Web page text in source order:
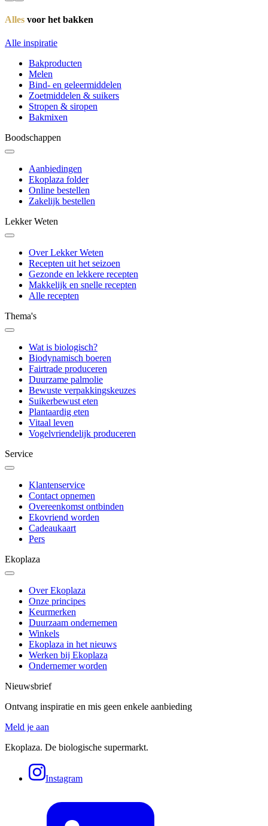
Alles voor het bakken
Alle inspiratie
Bakproducten
Melen
Bind- en geleermiddelen
Zoetmiddelen & suikers
Stropen & siropen
Bakmixen
Boodschappen
Aanbiedingen
Ekoplaza folder
Online bestellen
Zakelijk bestellen
Lekker Weten
Over Lekker Weten
Recepten uit het seizoen
Gezonde en lekkere recepten
Makkelijk en snelle recepten
Alle recepten
Thema's
Wat is biologisch?
Biodynamisch boeren
Fairtrade produceren
Duurzame palmolie
Bewuste verpakkingskeuzes
Suikerbewust eten
Plantaardig eten
Vitaal leven
Vogelvriendelijk produceren
Service
Klantenservice
Contact opnemen
Overeenkomst ontbinden
Ekovriend worden
Cadeaukaart
Pers
Ekoplaza
Over Ekoplaza
Onze principes
Keurmerken
Duurzaam ondernemen
Winkels
Ekoplaza in het nieuws
Werken bij Ekoplaza
Ondernemer worden
Nieuwsbrief
Ontvang inspiratie en mis geen enkele aanbieding
Meld je aan
Ekoplaza. De biologische supermarkt.
Instagram